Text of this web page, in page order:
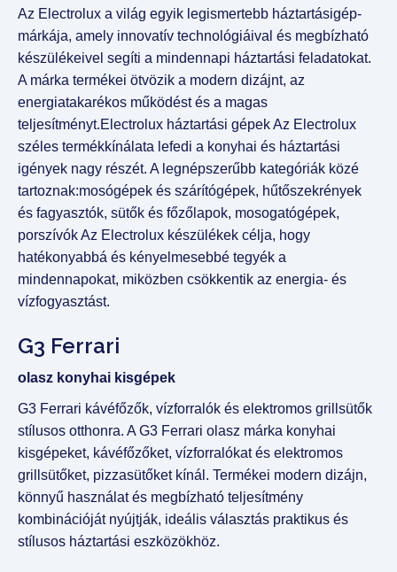
Az Electrolux a világ egyik legismertebb háztartásigép-
márkája, amely innovatív technológiáival és megbízható
készülékeivel segíti a mindennapi háztartási feladatokat.
A márka termékei ötvözik a modern dizájnt, az
energiatakarékos működést és a magas
teljesítményt.Electrolux háztartási gépek Az Electrolux
széles termékkínálata lefedi a konyhai és háztartási
igények nagy részét. A legnépszerűbb kategóriák közé
tartoznak:mosógépek és szárítógépek, hűtőszekrények
és fagyasztók, sütők és főzőlapok, mosogatógépek,
porszívók Az Electrolux készülékek célja, hogy
hatékonyabbá és kényelmesebbé tegyék a
mindennapokat, miközben csökkentik az energia- és
vízfogyasztást.
G3 Ferrari
olasz konyhai kisgépek
G3 Ferrari kávéfőzők, vízforralók és elektromos grillsütők
stílusos otthonra. A G3 Ferrari olasz márka konyhai
kisgépeket, kávéfőzőket, vízforralókat és elektromos
grillsütőket, pizzasütőket kínál. Termékei modern dizájn,
könnyű használat és megbízható teljesítmény
kombinációját nyújtják, ideális választás praktikus és
stílusos háztartási eszközökhöz.